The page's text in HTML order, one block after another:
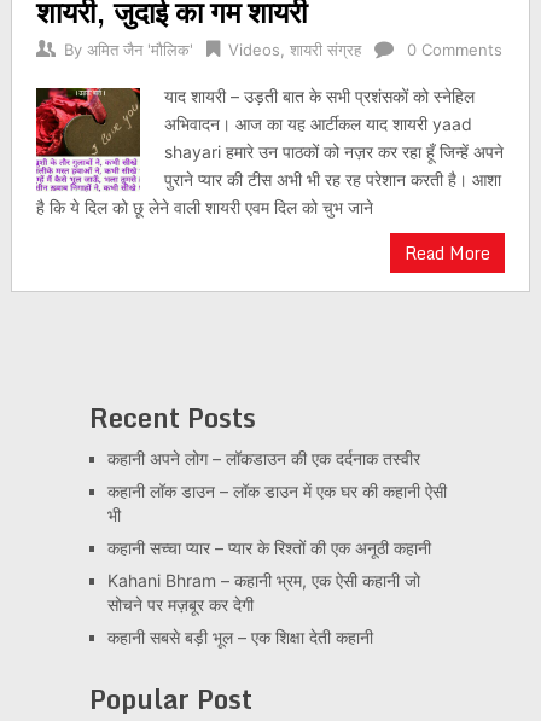
शायरी, जुदाई का गम शायरी
By अमित जैन 'मौलिक' Videos शायरी संग्रह 0 Comments
याद शायरी – उड़ती बात के सभी प्रशंसकों को स्नेहिल
अभिवादन। आज का यह आर्टीकल याद शायरी yaad
shayari हमारे उन पाठकों को नज़र कर रहा हूँ जिन्हें अपने
पुराने प्यार की टीस अभी भी रह रह परेशान करती है। आशा
है कि ये दिल को छू लेने वाली शायरी एवम दिल को चुभ जाने
Read More
Recent Posts
कहानी अपने लोग – लॉकडाउन की एक दर्दनाक तस्वीर
कहानी लॉक डाउन – लॉक डाउन में एक घर की कहानी ऐसी
भी
कहानी सच्चा प्यार – प्यार के रिश्तों की एक अनूठी कहानी
Kahani Bhram – कहानी भ्रम, एक ऐसी कहानी जो
सोचने पर मज़बूर कर देगी
कहानी सबसे बड़ी भूल – एक शिक्षा देती कहानी
Popular Post